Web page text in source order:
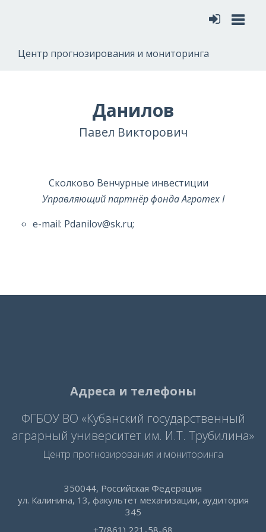
Центр прогнозирования и мониторинга
Данилов
Павел Викторович
Сколково Венчурные инвестиции
Управляющий партнёр фонда Агротех I
e-mail: Pdanilov@sk.ru;
Адреса и телефоны
ФГБОУ ВО «Кубанский государственный
аграрный университет им. И.Т. Трубилина»
Центр прогнозирования и мониторинга
350044, Российская Федерация
ул. Калинина, 13, факультет механизации, аудитория
345
+7(861) 221-58-68